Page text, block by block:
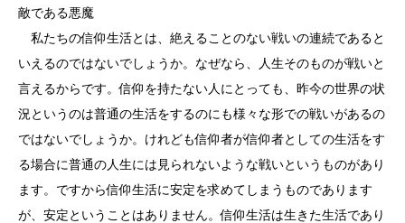
敵である悪魔
私たちの信仰生活とは、絶えることのない戦いの連続であると
いえるのではないでしょうか。なぜなら、人生そのものが戦いと
言えるからです。信仰を持たない人にとっても、昨今の世界の状
況というのは普通の生活をするのにも様々な形での戦いがあるの
ではないでしょうか。けれども信仰者が信仰者としての生活をす
る場合に普通の人生には見られないような戦いというものがあり
ます。ですから信仰生活に安定を求めてしまうものであります
が、安定ということはありません。信仰生活は生きた生活であり